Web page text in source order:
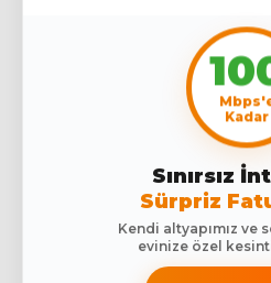
Kadar
Sınırsız
Sürpriz
Kendi altyapımız ve
evinize özel